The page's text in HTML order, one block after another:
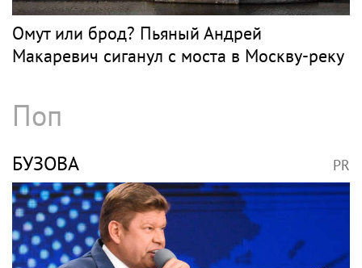
фанаты Константина Кинчева